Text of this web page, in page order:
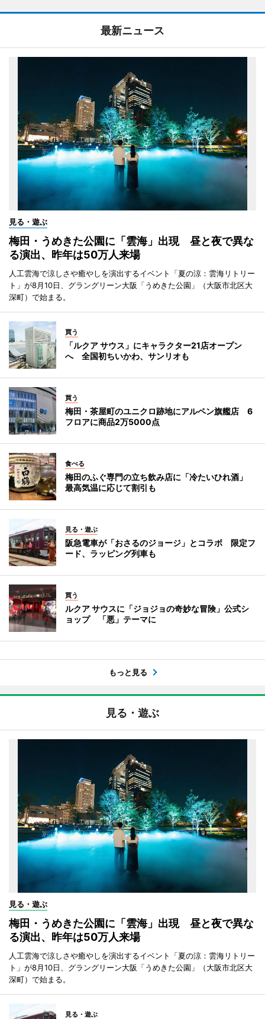
最新ニュース
見る・遊ぶ
梅田・うめきた公園に「雲海」出現 昼と夜で異な
る演出、昨年は50万人来場
人工雲海で涼しさや癒やしを演出するイベント「夏の涼：雲海リトリー
ト」が8月10日、グラングリーン大阪「うめきた公園」（大阪市北区大
深町）で始まる。
買う
「ルクア サウス」にキャラクター21店オープン
へ 全国初ちいかわ、サンリオも
買う
梅田・茶屋町のユニクロ跡地にアルペン旗艦店 6
フロアに商品2万5000点
食べる
梅田のふぐ専門の立ち飲み店に「冷たいひれ酒」
最高気温に応じて割引も
見る・遊ぶ
阪急電車が「おさるのジョージ」とコラボ 限定フ
ード、ラッピング列車も
買う
ルクア サウスに「ジョジョの奇妙な冒険」公式シ
ョップ 「悪」テーマに
もっと見る
見る・遊ぶ
見る・遊ぶ
梅田・うめきた公園に「雲海」出現 昼と夜で異な
る演出、昨年は50万人来場
人工雲海で涼しさや癒やしを演出するイベント「夏の涼：雲海リトリー
ト」が8月10日、グラングリーン大阪「うめきた公園」（大阪市北区大
深町）で始まる。
見る・遊ぶ